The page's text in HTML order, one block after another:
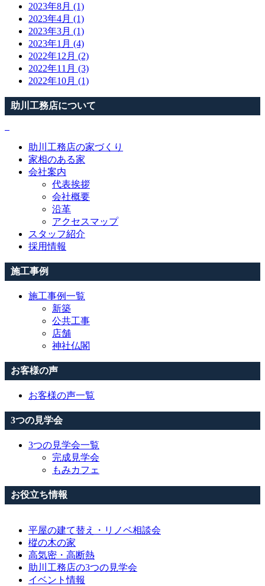
2023年8月 (1)
2023年4月 (1)
2023年3月 (1)
2023年1月 (4)
2022年12月 (2)
2022年11月 (3)
2022年10月 (1)
助川工務店について
助川工務店の家づくり
家相のある家
会社案内
代表挨拶
会社概要
沿革
アクセスマップ
スタッフ紹介
採用情報
施工事例
施工事例一覧
新築
公共工事
店舗
神社仏閣
お客様の声
お客様の声一覧
3つの見学会
3つの見学会一覧
完成見学会
もみカフェ
お役立ち情報
平屋の建て替え・リノベ相談会
樅の木の家
高気密・高断熱
助川工務店の3つの見学会
イベント情報